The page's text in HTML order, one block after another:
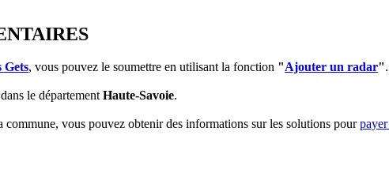
Gets, vous pouvez le soumettre en utilisant la fonction "Ajouter un radar".
dans le départementHaute-Savoie.
vous pouvez obtenir des informations sur les solutions pour